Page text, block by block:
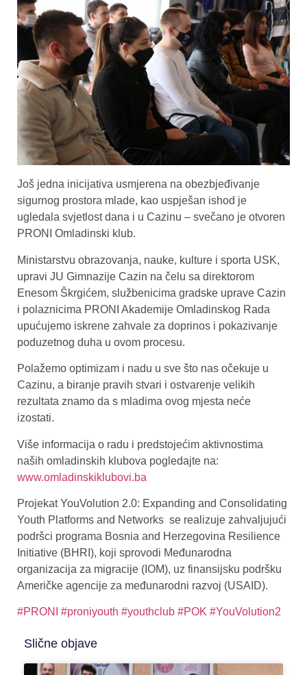
Još jedna inicijativa usmjerena na obezbjeđivanje
sigurnog prostora mlade, kao uspješan ishod je
ugledala svjetlost dana i u Cazinu – svečano je otvoren
PRONI Omladinski klub.
Ministarstvu obrazovanja, nauke, kulture i sporta USK,
upravi JU Gimnazije Cazin na čelu sa direktorom
Enesom Škrgićem, službenicima gradske uprave Cazin
i polaznicima PRONI Akademije Omladinskog Rada
upućujemo iskrene zahvale za doprinos i pokazivanje
poduzetnog duha u ovom procesu.
Polažemo optimizam i nadu u sve što nas očekuje u
Cazinu, a biranje pravih stvari i ostvarenje velikih
rezultata znamo da s mladima ovog mjesta neće
izostati.
Više informacija o radu i predstojećim aktivnostima
naših omladinskih klubova pogledajte na:
www.omladinskiklubovi.ba
Projekat YouVolution 2.0: Expanding and Consolidating
Youth Platforms and Networks se realizuje zahvaljujući
podršci programa Bosnia and Herzegovina Resilience
Initiative (BHRI), koji sprovodi Međunarodna
organizacija za migracije (IOM), uz finansijsku podršku
Američke agencije za međunarodni razvoj (USAID).
#PRONI #proniyouth #youthclub #POK #YouVolution2
Slične objave